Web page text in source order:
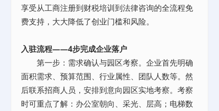
享受从工商注册到财税培训到法律咨询的全流程免
费支持，大大降低了创业门槛和风险。
入驻流程——4步完成企业落户
第一步：需求确认与园区考察。企业首先明确
面积需求、预算范围、行业属性、团队人数等。然
后联系招商人员，安排到意向园区实地考察。考察
时可重点了解：办公室朝向、采光、层高；电梯数